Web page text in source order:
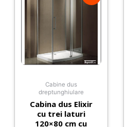
Cabine dus
dreptunghiulare
Cabina dus Elixir
cu trei laturi
120×80 cm cu